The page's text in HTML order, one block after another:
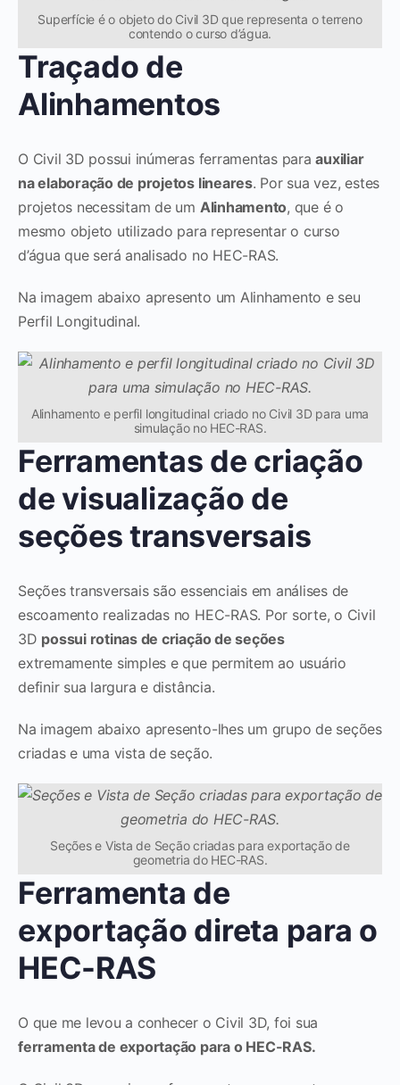
Superfície é o objeto do Civil 3D que representa o terreno
contendo o curso d’água.
Traçado de
Alinhamentos
O Civil 3D possui inúmeras ferramentas paraauxiliar
na elaboração de projetos lineares. Por sua vez, estes
projetos necessitam de um Alinhamento, que é o
mesmo objeto utilizado para representar o curso
d’água que será analisado no HEC-RAS.
Na imagem abaixo apresento um Alinhamento e seu
Perfil Longitudinal.
Alinhamento e perfil longitudinal criado no Civil 3D para uma
simulação no HEC-RAS.
Ferramentas de criação
de visualização de
seções transversais
Seções transversais são essenciais em análises de
escoamento realizadas no HEC-RAS. Por sorte, o Civil
3D possui rotinas de criação de seções
extremamente simples e que permitem ao usuário
definir sua largura e distância.
Na imagem abaixo apresento-lhes um grupo de seções
criadas e uma vista de seção.
Seções e Vista de Seção criadas para exportação de
geometria do HEC-RAS.
Ferramenta de
exportação direta para o
HEC-RAS
O que me levou a conhecer o Civil 3D, foi sua
ferramenta de exportação para o HEC-RAS.